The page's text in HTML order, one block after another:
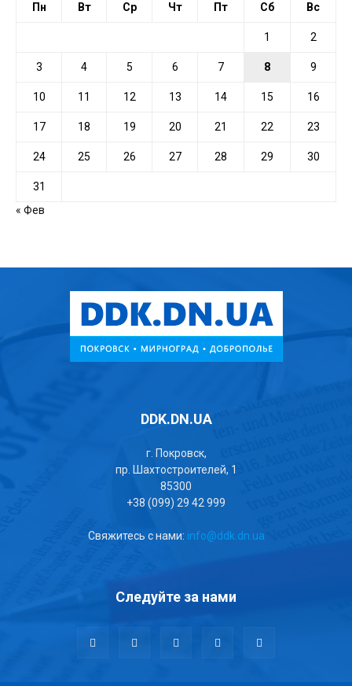
Пн Вт Ср Чт Пт Сб Вс
1 2
3 4 5 6 7 8 9
10 11 12 13 14 15 16
17 18 19 20 21 22 23
24 25 26 27 28 29 30
31
« Фев
DDK.DN.UA
г. Покровск,
пр. Шахтостроителей, 1
85300
+38 (099) 29 42 999
Свяжитесь с нами: info@ddk.dn.ua
Следуйте за нами